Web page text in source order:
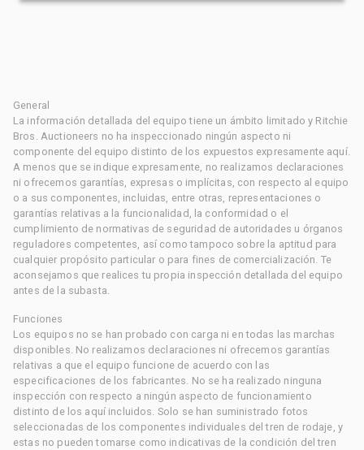
General
La información detallada del equipo tiene un ámbito limitado y Ritchie
Bros. Auctioneers no ha inspeccionado ningún aspecto ni
componente del equipo distinto de los expuestos expresamente aquí.
A menos que se indique expresamente, no realizamos declaraciones
ni ofrecemos garantías, expresas o implícitas, con respecto al equipo
o a sus componentes, incluidas, entre otras, representaciones o
garantías relativas a la funcionalidad, la conformidad o el
cumplimiento de normativas de seguridad de autoridades u órganos
reguladores competentes, así como tampoco sobre la aptitud para
cualquier propósito particular o para fines de comercialización. Te
aconsejamos que realices tu propia inspección detallada del equipo
antes de la subasta.
Funciones
Los equipos no se han probado con carga ni en todas las marchas
disponibles. No realizamos declaraciones ni ofrecemos garantías
relativas a que el equipo funcione de acuerdo con las
especificaciones de los fabricantes. No se ha realizado ninguna
inspección con respecto a ningún aspecto de funcionamiento
distinto de los aquí incluidos. Solo se han suministrado fotos
seleccionadas de los componentes individuales del tren de rodaje, y
estas no pueden tomarse como indicativas de la condición del tren